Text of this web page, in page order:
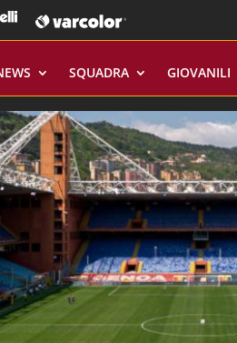
SQUADRA GIOVANILI